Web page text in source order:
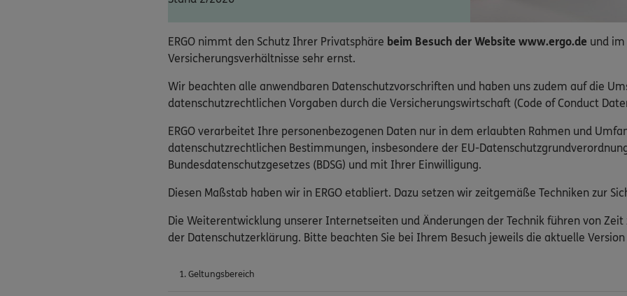
ERGO nimmt den Schutz Ihrer Privatsphäre beim Besuch der Website www.ergo.de und
Versicherungsverhältnisse sehr ernst.
Wir beachten alle anwendbaren Datenschutzvorschriften und haben uns zudem auf die
datenschutzrechtlichen Vorgaben durch die Versicherungswirtschaft (Code of Conduct
ERGO verarbeitet Ihre personenbezogenen Daten nur in dem erlaubten Rahmen und
datenschutzrechtlichen Bestimmungen, insbesondere der EU-Datenschutzgrundverordnung
Bundesdatenschutzgesetzes (BDSG) und mit Ihrer Einwilligung.
Diesen Maßstab haben wir in ERGO etabliert. Dazu setzen wir zeitgemäße Techniken zur
Die Weiterentwicklung unserer Internetseiten und Änderungen der Technik führen von Zeit
der Datenschutzerklärung. Bitte beachten Sie bei Ihrem Besuch jeweils die aktuelle
1. Geltungsbereich